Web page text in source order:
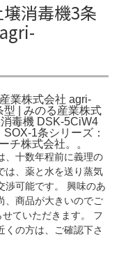
消毒機3条
業株式会社 agri-
| みのる産業株式
毒機 DSK-5CiW4
1条シリーズ：
チ株式会社。。
、十数年程前に義理の
は、薬と水を送り蒸気
渉可能です。 興味のあ
、商品が大きいのでご
ていただきます。 フ
くの方は、ご確認下さ